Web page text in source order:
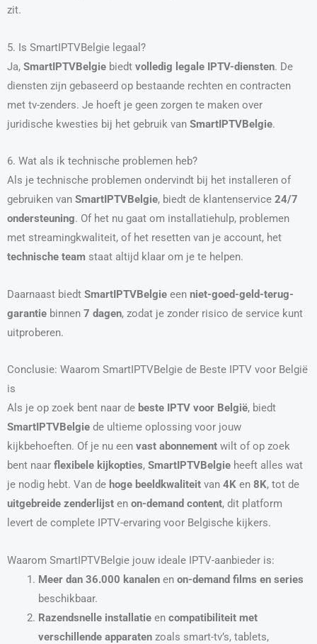
zit.
5. Is SmartIPTVBelgie legaal?
Ja, SmartIPTVBelgie biedt volledig legale IPTV-diensten. De
diensten zijn gebaseerd op bestaande rechten en contracten
met tv-zenders. Je hoeft je geen zorgen te maken over
juridische kwesties bij het gebruik van SmartIPTVBelgie.
6. Wat als ik technische problemen heb?
Als je technische problemen ondervindt bij het installeren of
gebruiken van SmartIPTVBelgie, biedt de klantenservice 24/7
ondersteuning. Of het nu gaat om installatiehulp, problemen
met streamingkwaliteit, of het resetten van je account, het
technische team staat altijd klaar om je te helpen.
Daarnaast biedt SmartIPTVBelgie een niet-goed-geld-terug-
garantie binnen 7 dagen, zodat je zonder risico de service kunt
uitproberen.
Conclusie: Waarom SmartIPTVBelgie de Beste IPTV voor België
is
Als je op zoek bent naar de beste IPTV voor België, biedt
SmartIPTVBelgie de ultieme oplossing voor jouw
kijkbehoeften. Of je nu een vast abonnement wilt of op zoek
bent naar flexibele kijkopties, SmartIPTVBelgie heeft alles wat
je nodig hebt. Van de hoge beeldkwaliteit van 4K en 8K, tot de
uitgebreide zenderlijst en on-demand content, dit platform
levert de complete IPTV-ervaring voor Belgische kijkers.
Waarom SmartIPTVBelgie jouw ideale IPTV-aanbieder is:
Meer dan 36.000 kanalenen on-demand films en series
beschikbaar.
Razendsnelle installatieen compatibiliteit met
verschillende apparatenzoals smart-tv’s, tablets,